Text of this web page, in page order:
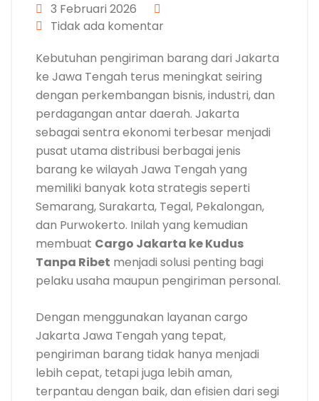
3 Februari 2026
Tidak ada komentar
Kebutuhan pengiriman barang dari Jakarta
ke Jawa Tengah terus meningkat seiring
dengan perkembangan bisnis, industri, dan
perdagangan antar daerah. Jakarta
sebagai sentra ekonomi terbesar menjadi
pusat utama distribusi berbagai jenis
barang ke wilayah Jawa Tengah yang
memiliki banyak kota strategis seperti
Semarang, Surakarta, Tegal, Pekalongan,
dan Purwokerto. Inilah yang kemudian
membuat Cargo Jakarta ke Kudus
Tanpa Ribet menjadi solusi penting bagi
pelaku usaha maupun pengiriman personal.
Dengan menggunakan layanan cargo
Jakarta Jawa Tengah yang tepat,
pengiriman barang tidak hanya menjadi
lebih cepat, tetapi juga lebih aman,
terpantau dengan baik, dan efisien dari segi